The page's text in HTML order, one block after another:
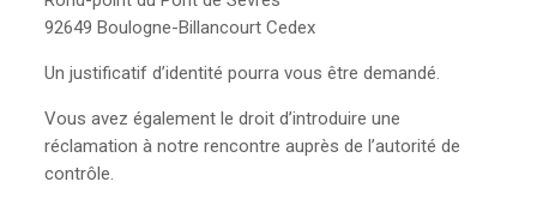
92649 Boulogne-Billancourt Cedex
Un justificatif d’identité pourra vous être demandé.
Vous avez également le droit d’introduire une
réclamation à notre rencontre auprès de l’autorité de
contrôle.